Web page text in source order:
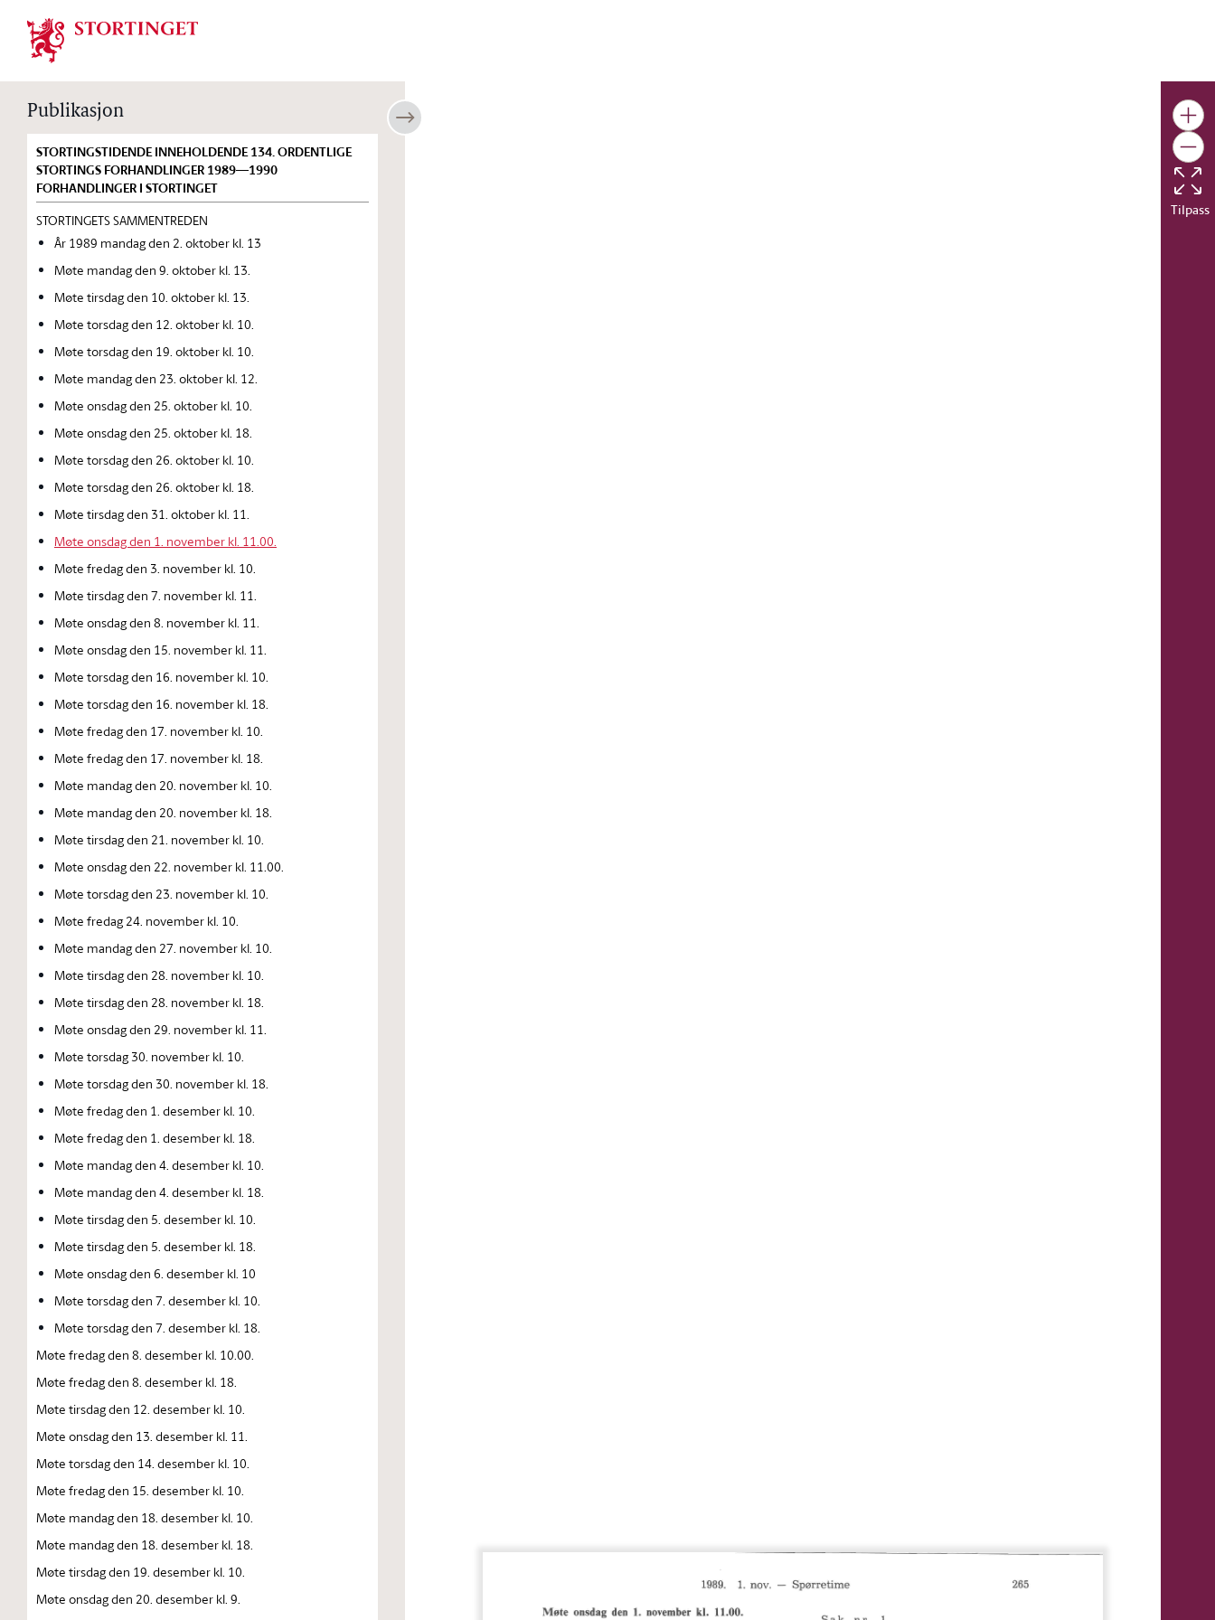
Stortinget.no
Publikasjon
STORTINGSTIDENDE INNEHOLDENDE 134. ORDENTLIGE
STORTINGS FORHANDLINGER 1989—1990
FORHANDLINGER I STORTINGET
STORTINGETS SAMMENTREDEN
År 1989 mandag den 2. oktober kl. 13
Møte mandag den 9. oktober kl. 13.
Møte tirsdag den 10. oktober kl. 13.
Møte torsdag den 12. oktober kl. 10.
Møte torsdag den 19. oktober kl. 10.
Møte mandag den 23. oktober kl. 12.
Møte onsdag den 25. oktober kl. 10.
Møte onsdag den 25. oktober kl. 18.
Møte torsdag den 26. oktober kl. 10.
Møte torsdag den 26. oktober kl. 18.
Møte tirsdag den 31. oktober kl. 11.
Møte onsdag den 1. november kl. 11.00.
Møte fredag den 3. november kl. 10.
Møte tirsdag den 7. november kl. 11.
Møte onsdag den 8. november kl. 11.
Møte onsdag den 15. november kl. 11.
Møte torsdag den 16. november kl. 10.
Møte torsdag den 16. november kl. 18.
Møte fredag den 17. november kl. 10.
Møte fredag den 17. november kl. 18.
Møte mandag den 20. november kl. 10.
Møte mandag den 20. november kl. 18.
Møte tirsdag den 21. november kl. 10.
Møte onsdag den 22. november kl. 11.00.
Møte torsdag den 23. november kl. 10.
Møte fredag 24. november kl. 10.
Møte mandag den 27. november kl. 10.
Møte tirsdag den 28. november kl. 10.
Møte tirsdag den 28. november kl. 18.
Møte onsdag den 29. november kl. 11.
Møte torsdag 30. november kl. 10.
Møte torsdag den 30. november kl. 18.
Møte fredag den 1. desember kl. 10.
Møte fredag den 1. desember kl. 18.
Møte mandag den 4. desember kl. 10.
Møte mandag den 4. desember kl. 18.
Møte tirsdag den 5. desember kl. 10.
Møte tirsdag den 5. desember kl. 18.
Møte onsdag den 6. desember kl. 10
Møte torsdag den 7. desember kl. 10.
Møte torsdag den 7. desember kl. 18.
Møte fredag den 8. desember kl. 10.00.
Møte fredag den 8. desember kl. 18.
Møte tirsdag den 12. desember kl. 10.
Møte onsdag den 13. desember kl. 11.
Møte torsdag den 14. desember kl. 10.
Møte fredag den 15. desember kl. 10.
Møte mandag den 18. desember kl. 10.
Møte mandag den 18. desember kl. 18.
Møte tirsdag den 19. desember kl. 10.
Møte onsdag den 20. desember kl. 9.